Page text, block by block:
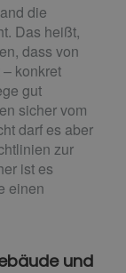
die
Das heißt,
dass von
konkret
gut
sicher vom
darf es aber
zur
ist es
einen
und